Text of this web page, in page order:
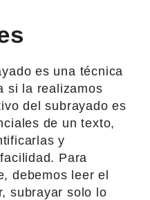
es una técnica
si la realizamos
del subrayado es
de un texto,
y
Para
debemos leer el
subrayar solo lo